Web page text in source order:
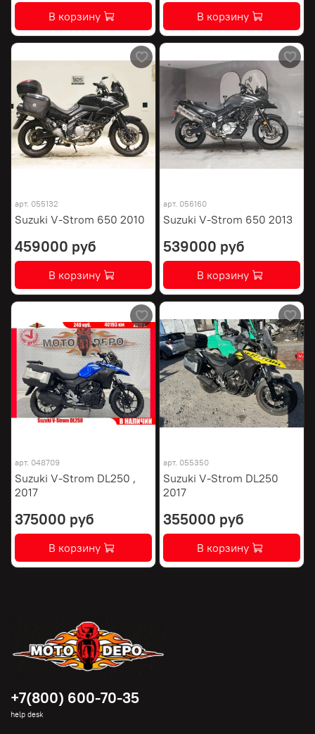
В корзину В корзину
арт. 055132
Suzuki V-Strom 650 2010
459000 руб
В корзину
арт. 056160
Suzuki V-Strom 650 2013
539000 руб
В корзину
арт. 048709
Suzuki V-Strom DL250 ,
2017
375000 руб
В корзину
арт. 055350
Suzuki V-Strom DL250
2017
355000 руб
В корзину
+7(800) 600-70-35
help desk